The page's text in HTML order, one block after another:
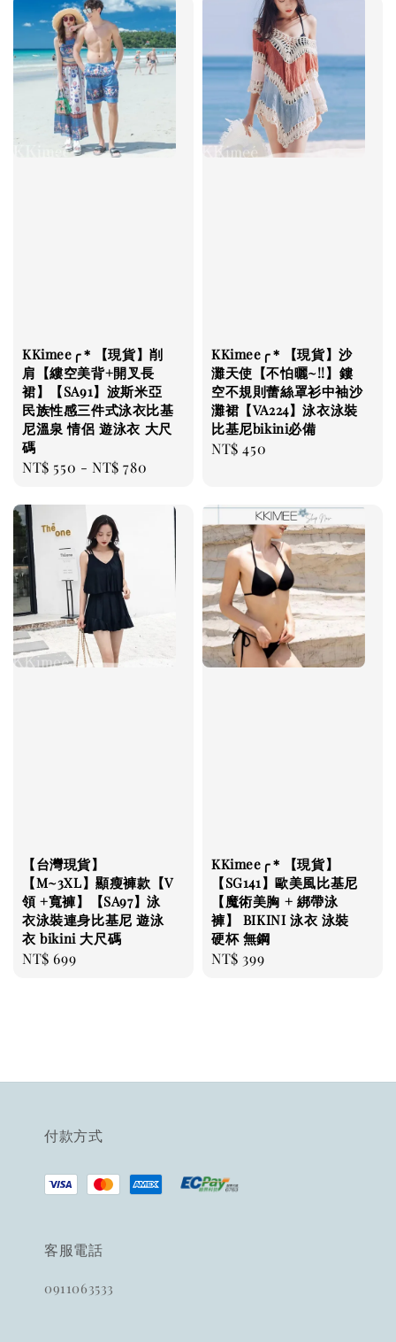
KKimee╭＊【現貨】削
肩【縷空美背+開叉長
裙】【SA91】波斯米亞
民族性感三件式泳衣比基
尼溫泉 情侶 遊泳衣 大尺
碼
Regular
NT$ 550 -NT$ 780
KKimee╭＊【現貨】沙
灘天使【不怕曬~!!】鏤
空不規則蕾絲罩衫中袖沙
灘裙【VA224】泳衣泳裝
比基尼bikini必備
Regular
NT$ 450
【台灣現貨】
【M~3XL】顯瘦褲款【V
領 +寬褲】【SA97】泳
衣泳裝連身比基尼 遊泳
衣 bikini 大尺碼
Regular
NT$ 699
KKimee╭＊【現貨】
【SG141】歐美風比基尼
【魔術美胸 + 綁帶泳
褲】 BIKINI 泳衣 泳裝
硬杯 無鋼
Regular
NT$ 399
付款方式
客服電話
0911063533